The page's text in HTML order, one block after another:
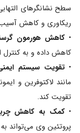
سطح نشانگرهای
ریکاوری و کاهش
•کاهش هورمون
کاهش داده و به
•تقویت سیستم
مانند لاکتوفرین و
تقویت کند.
•کمک به کاهش
پروتئین وی می‌تواند